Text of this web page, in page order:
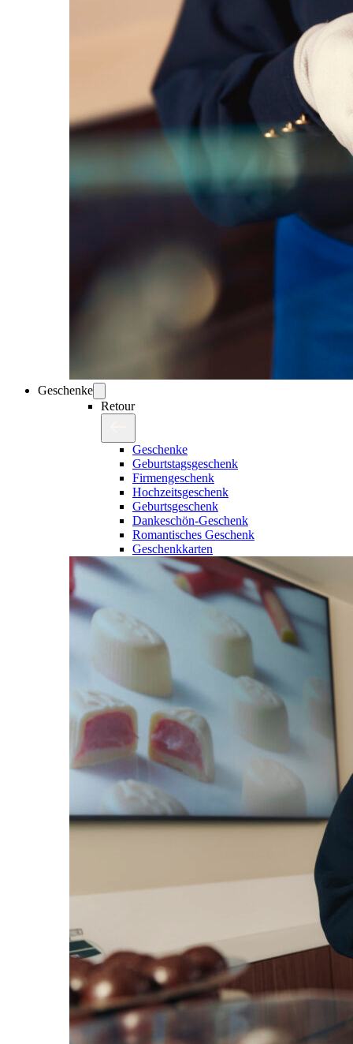
Geschenke
Retour
Geschenke
Geburtstagsgeschenk
Firmengeschenk
Hochzeitsgeschenk
Geburtsgeschenk
Dankeschön-Geschenk
Romantisches Geschenk
Geschenkkarten